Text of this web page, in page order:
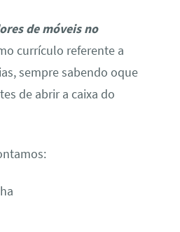
de móveis no
currículo referente a
sempre sabendo oque
de abrir a caixa do